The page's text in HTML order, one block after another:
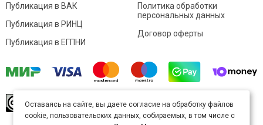
Публикация в ВАК
Публикация в РИНЦ
Публикация в ЕГПНИ
Политика обработки
персональных данных
Договор оферты
произведение доступно полицензии Creative
Commons «Attribution» («Атрибуция») 4.0
Оставаясь на сайте, вы даете согласие на обработку файлов
cookie, пользовательских данных, собираемых, в том числе с